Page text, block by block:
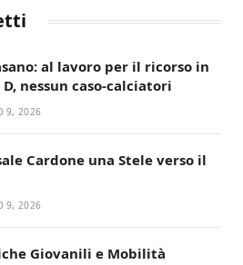
al lavoro per il ricorso in
D, nessun caso-calciatori
9, 2026
Cardone una Stele verso il
9, 2026
Giovanili e Mobilità